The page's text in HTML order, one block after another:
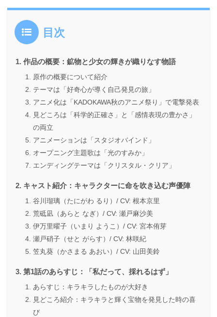
目次
作品の概要：鉱物と少女の輝きが織りなす物語
原作の概要について紹介
テーマは「好奇心が導く自己発見の旅」
アニメ化は「KADOKAWA秋のアニメ祭り」で電撃発表
見どころは「科学的正確さ」と「感情表現の豊かさ」
の両立
アニメーションは「スタジオバインド」
オープニング主題歌は「光のすみか」
エンディングテーマは「クリスタル・クリア」
キャスト紹介：キャラクターに命を吹き込む声優陣
谷川瑠璃（たにがわ るり）/ CV: 根本京里
荒砥凪（あらと なぎ）/ CV: 瀬戸麻沙美
伊万里曜子（いまり ようこ）/ CV: 宮本侑芽
瀬戸硝子（せと がらす）/ CV: 林咲紀
笠丸葵（かさまる あおい）/ CV: 山田美鈴
第1話のあらすじ：「私だって、採れるはず」
あらすじ：キラキラしたものが大好き
見どころ紹介：キラキラと輝く宝物を発見した時の喜
び